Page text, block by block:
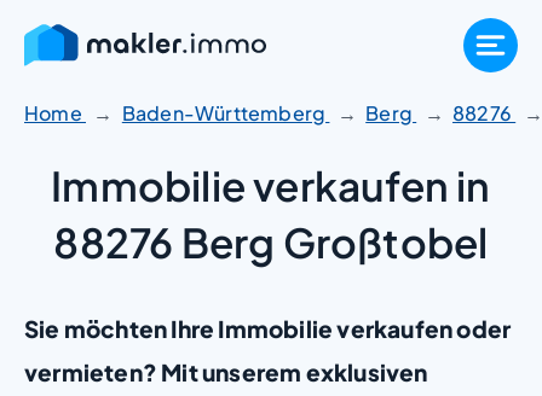
Zum
Inhalt
springen
Home Baden-Württemberg Berg 88276
Immobilie verkaufen in
88276 Berg Großtobel
Sie möchten Ihre Immobilie verkaufen oder
vermieten? Mit unserem exklusiven